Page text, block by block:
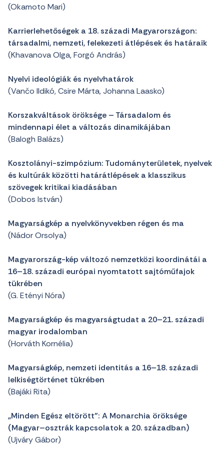
(Okamoto Mari)
Karrierlehetőségek a 18. századi Magyarországon:
társadalmi, nemzeti, felekezeti átlépések és határaik
(Khavanova Olga, Forgó András)
Nyelvi ideológiák és nyelvhatárok
(Vančo Ildikó, Csire Márta, Johanna Laasko)
Korszakváltások öröksége – Társadalom és
mindennapi élet a változás dinamikájában
(Balogh Balázs)
Kosztolányi-szimpózium: Tudományterületek, nyelvek
és kultúrák közötti határátlépések a klasszikus
szövegek kritikai kiadásában
(Dobos István)
Magyarságkép a nyelvkönyvekben régen és ma
(Nádor Orsolya)
Magyarország-kép változó nemzetközi koordinátái a
16–18. századi európai nyomtatott sajtóműfajok
tükrében
(G. Etényi Nóra)
Magyarságkép és magyarságtudat a 20–21. századi
magyar irodalomban
(Horváth Kornélia)
Magyarságkép, nemzeti identitás a 16–18. századi
lelkiségtörténet tükrében
(Bajáki Rita)
„Minden Egész eltörött”: A Monarchia öröksége
(Magyar–osztrák kapcsolatok a 20. században)
(Ujváry Gábor)